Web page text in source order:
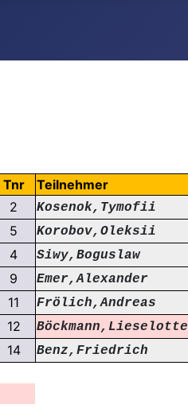
Tnr Teilnehmer
2 Kosenok,Tymofii
5 Korobov,Oleksii
4 Siwy,Boguslaw
9 Emer,Alexander
11 Frölich,Andreas
12 Böckmann,Lieselotte
14 Benz,Friedrich